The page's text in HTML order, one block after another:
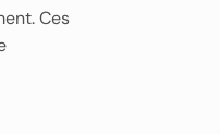
Ces